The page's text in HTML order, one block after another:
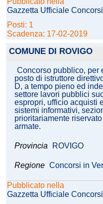
Gazzetta Ufficiale
Posti: 1
Scadenza: 17-02-2019
COMUNE DI ROVIGO
Concorso pubblico, per
posto di istruttore
D, a tempo pieno ed
settore lavori pubblici
espropri, ufficio acquisti
sistemi informativi,
prioritariamente
armate.
Provincia ROVIGO
Regione Concorsi in
Pubblicato nella
Gazzetta Ufficiale